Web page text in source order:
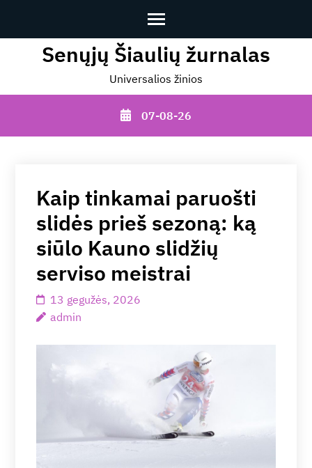
Senųjų Šiaulių žurnalas
Universalios žinios
07-08-26
Kaip tinkamai paruošti
slidės prieš sezoną: ką
siūlo Kauno slidžių
serviso meistrai
13 gegužės, 2026
admin